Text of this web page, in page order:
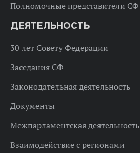
Полномочные представители СФ
ДЕЯТЕЛЬНОСТЬ
30 лет Совету Федерации
Заседания СФ
Законодательная деятельность
Документы
Межпарламентская деятельность
Взаимодействие с регионами